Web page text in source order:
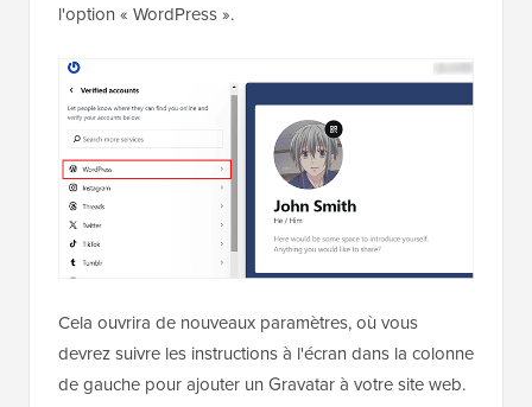
l'option « WordPress ».
Cela ouvrira de nouveaux paramètres, où vous
devrez suivre les instructions à l'écran dans la colonne
de gauche pour ajouter un Gravatar à votre site web.